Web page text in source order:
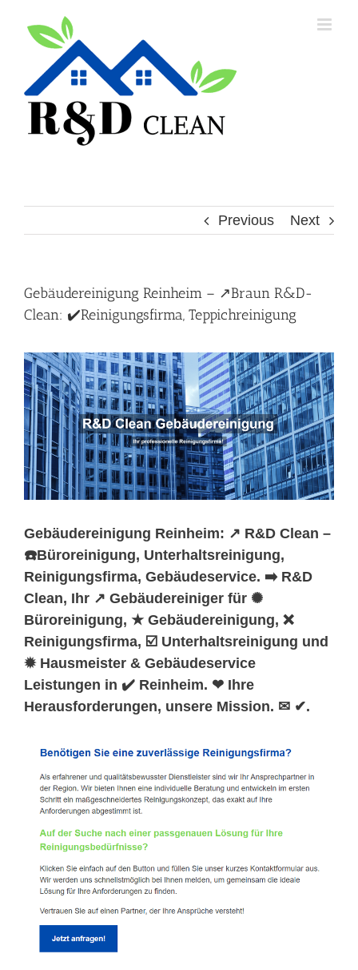
Previous Next
Gebäudereinigung Reinheim – ↗️Braun R&D-
Clean: ✔️Reinigungsfirma, Teppichreinigung
Gebäudereinigung Reinheim: ↗️ R&D Clean –
☎️Büroreinigung, Unterhaltsreinigung,
Reinigungsfirma, Gebäudeservice. ➡️ R&D
Clean, Ihr ↗️ Gebäudereiniger für ✺
Büroreinigung, ★ Gebäudereinigung, ❌
Reinigungsfirma, ☑️ Unterhaltsreinigung und
✹ Hausmeister & Gebäudeservice
Leistungen in ✔️ Reinheim. ❤ Ihre
Herausforderungen, unsere Mission. ✉ ✔.